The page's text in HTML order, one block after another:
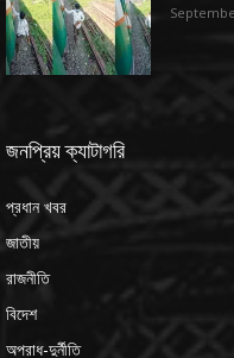
জনপ্রিয় ক্যাটাগরি
প্রধান খবর
জাতীয়
রাজনীতি
বিদেশ
অপরাধ-দুর্নীতি